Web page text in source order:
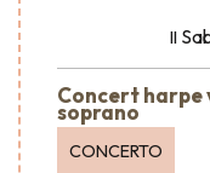
Il
Concert
soprano
CONCERTO